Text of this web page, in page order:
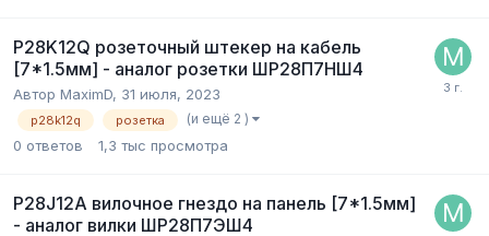
P28K12Q розеточный штекер на кабель
[7*1.5мм] - аналог розетки ШР28П7НШ4
Автор MaximD, 31 июля, 2023
p28k12q розетка (и ещё 2 )
0 ответов 1,3 тыс просмотра
P28J12A вилочное гнездо на панель [7*1.5мм]
- аналог вилки ШР28П7ЭШ4